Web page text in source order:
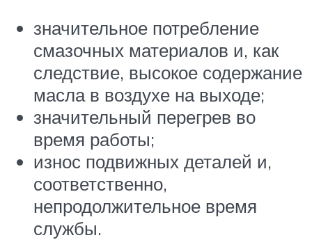
значительное потребление
смазочных материалов и, как
следствие, высокое содержание
масла в воздухе на выходе;
значительный перегрев во
время работы;
износ подвижных деталей и,
соответственно,
непродолжительное время
службы.